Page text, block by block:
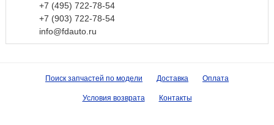
+7 (495) 722-78-54
+7 (903) 722-78-54
info@fdauto.ru
Поиск запчастей по модели Доставка Оплата
Условия возврата Контакты